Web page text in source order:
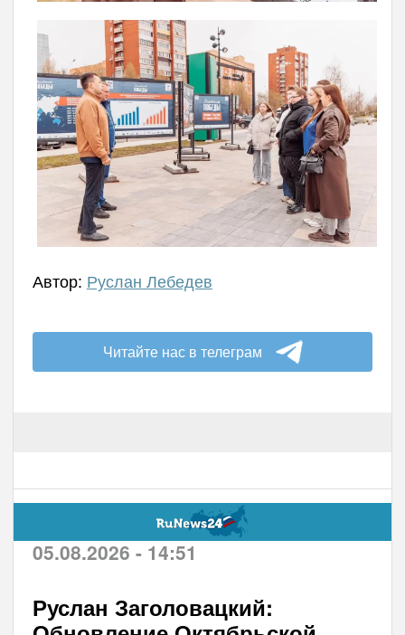
Автор: Руслан Лебедев
Читайте нас в телеграм
05.08.2026 - 14:51
Руслан Заголовацкий: